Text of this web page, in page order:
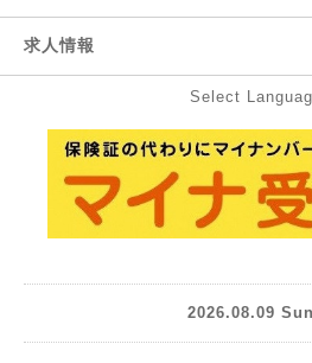
求人情報
Select
2026.08.09